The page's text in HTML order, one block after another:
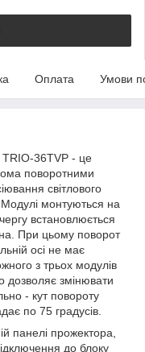
Оплата Умови
TRIO-36TVP - це
поворотними
світлового
монтуються на
встановлюється
При цьому поворот
осі не має
з трьох модулів
дозволяє змінювати
- кут повороту
по 75 градусів.
панелі прожектора,
до блоку